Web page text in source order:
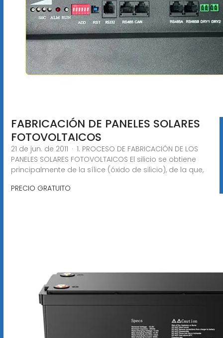
FABRICACIÓN DE PANELES SOLARES
FOTOVOLTAICOS
21 de jun. de 2011 · 1. PROCESO DE FABRICACIÓN DE LOS
PANELES SOLARES FOTOVOLTAICOS El silicio se obtiene
principalmente de la sílice (óxido de silicio), de la que,
PRECIO GRATUITO